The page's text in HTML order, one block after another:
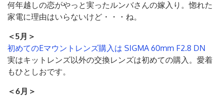
何年越しの恋がやっと実ったルンバさんの嫁入り。惚れた
家電に理由はいらないけど・・・ね。
＜5月＞
初めてのEマウントレンズ購入は SIGMA 60mm F2.8 DN
実はキットレンズ以外の交換レンズは初めての購入。愛着
もひとしおです。
＜6月＞